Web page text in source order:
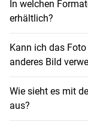
In welchen
erhältlich?
Kann ich das
anderes Bild
Wie sieht es mit
aus?